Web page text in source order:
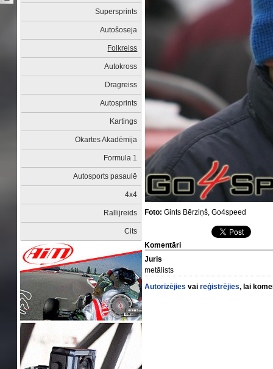
Supersprints
Autošoseja
Folkreiss
Autokross
Dragreiss
Autosprints
Kartings
Okartes Akadēmija
Formula 1
Autosports pasaulē
4x4
Rallijreids
Cits
Foto: Gints Bērziņš, Go4speed
Komentāri
Juris
metālists
Autorizējies vaireģistrējies, lai